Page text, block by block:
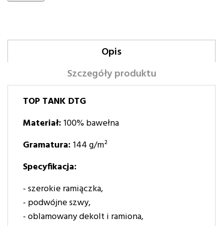
Opis
Szczegóły produktu
TOP TANK DTG
Materiał: 100% bawełna
Gramatura: 144 g/m²
Specyfikacja:
- szerokie ramiączka,
- podwójne szwy,
- oblamowany dekolt i ramiona,